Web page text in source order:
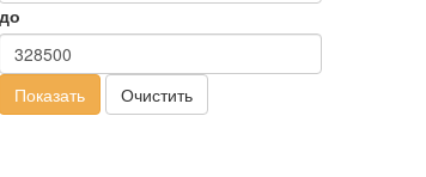
до
Показать Очистить